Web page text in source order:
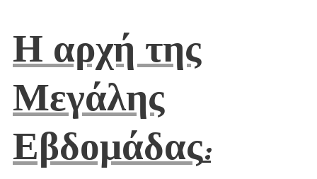
Η αρχή της
Μεγάλης
Εβδομάδας: